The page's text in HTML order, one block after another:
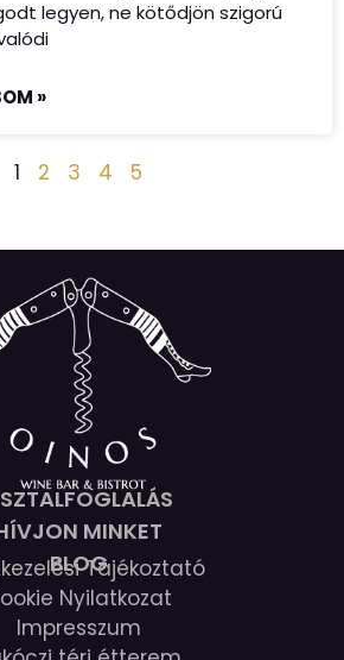
legyen, ne kötődjön szigorú
»
1 2 3 4 5
MINKET
BLOGTájékoztató
Nyilatkozat
Impresszum